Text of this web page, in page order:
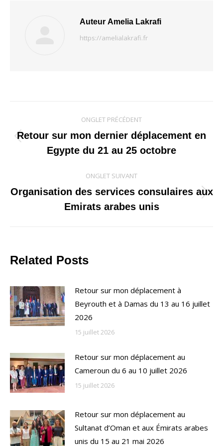
Auteur Amelia Lakrafi
https://amelialakrafi.fr
de
commentaire
ONGLET PRÉCÉDENT
Onglet
précédent
Retour sur mon dernier déplacement en
Egypte du 21 au 25 octobre
ONGLET SUIVANT
Onglet
suivant
Organisation des services consulaires aux
Emirats arabes unis
Related Posts
Retour sur mon déplacement à
Beyrouth et à Damas du 13 au 16 juillet
2026
15 juillet 2026
Retour sur mon déplacement au
Cameroun du 6 au 10 juillet 2026
15 juillet 2026
Retour sur mon déplacement au
Sultanat d’Oman et aux Émirats arabes
unis du 15 au 21 mai 2026